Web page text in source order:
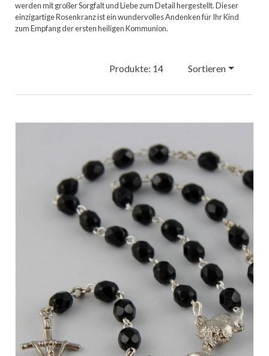
werden mit großer Sorgfalt und Liebe zum Detail hergestellt. Dieser
einzigartige Rosenkranz ist ein wundervolles Andenken für Ihr Kind
zum Empfang der ersten heiligen Kommunion.
Produkte: 14 Sortieren